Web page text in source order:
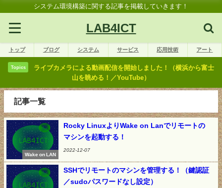
システム環境構築に関する記事を掲載していきます！
LAB4ICT
トップ ブログ システム サービス 応用技術 アート
Topics
ライブカメラによる動画配信を開始しました！（横浜から富士
山を眺める！／YouTube）
記事一覧
Wake on LAN
Rocky LinuxよりWake on Lanでリモートの
マシンを起動する！
2022-12-07
SSHでリモートのマシンを管理する！（鍵認証
／sudoパスワードなし設定）